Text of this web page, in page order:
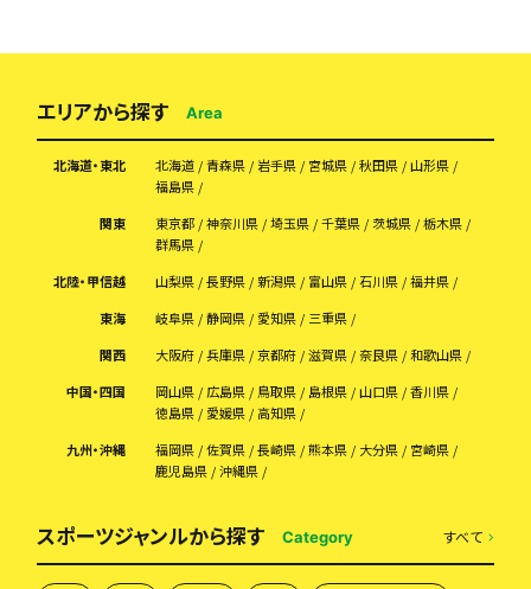
エリアから探す Area
北海道・東北 北海道 青森県 岩手県 宮城県 秋田県
山形県
福島県
関東
東京都 神奈川県 埼玉県 千葉県 茨城県
栃木県
群馬県
北陸・甲信越
山梨県 長野県 新潟県 富山県 石川県
福井県
東海
岐阜県 静岡県 愛知県
三重県
関西
大阪府 兵庫県 京都府 滋賀県 奈良県
和歌山県
中国・四国
岡山県 広島県 鳥取県 島根県 山口県
香川県
徳島県
愛媛県
高知県
九州・沖縄
福岡県 佐賀県 長崎県 熊本県 大分県
宮崎県
鹿児島県
沖縄県
スポーツジャンルから探す Category すべて